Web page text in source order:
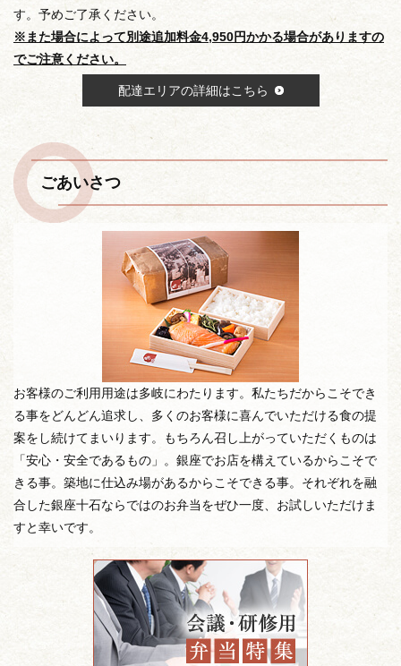
す。予めご了承ください。
※また場合によって別途追加料金4,950円かかる場合がありますの
でご注意ください。
配達エリアの詳細はこちら
ごあいさつ
お客様のご利用用途は多岐にわたります。私たちだからこそでき
る事をどんどん追求し、多くのお客様に喜んでいただける食の提
案をし続けてまいります。もちろん召し上がっていただくものは
「安心・安全であるもの」。銀座でお店を構えているからこそで
きる事。築地に仕込み場があるからこそできる事。それぞれを融
合した銀座十石ならではのお弁当をぜひ一度、お試しいただけま
すと幸いです。